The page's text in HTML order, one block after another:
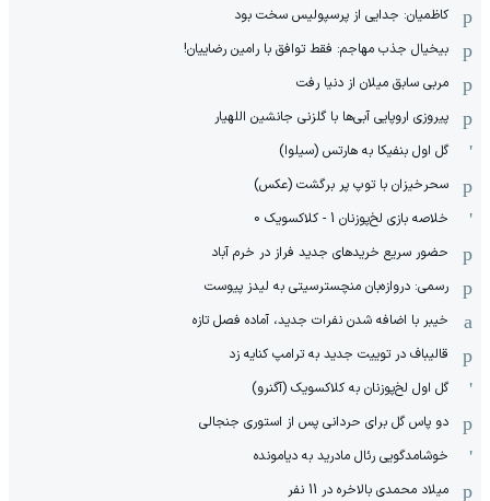
کاظمیان: جدایی از پرسپولیس سخت بود
بیخیال جذب مهاجم: فقط توافق با رامین رضاییان!
مربی سابق میلان از دنیا رفت
پیروزی اروپایی آبی‌ها با گلزنی جانشین اللهیار
گل اول بنفیکا به هارتس (سیلوا)
سحرخیزان با توپ پر برگشت (عکس)
خلاصه بازی لخ‌پوزنان 1 - کلاکسویک 0
حضور سریع خریدهای جدید فراز در خرم آباد
رسمی: دروازه‌بان منچسترسیتی به لیدز پیوست
خیبر با اضافه شدن نفرات جدید، آماده فصل تازه
قالیباف در توییت جدید به ترامپ کنایه زد
گل اول لخ‌پوزنان به کلاکسویک (آگنرو)
دو پاس گل برای حردانی پس از استوری جنجالی
خوشامدگویی رئال مادرید به دیامونده
میلاد محمدی بالاخره در 11 نفر